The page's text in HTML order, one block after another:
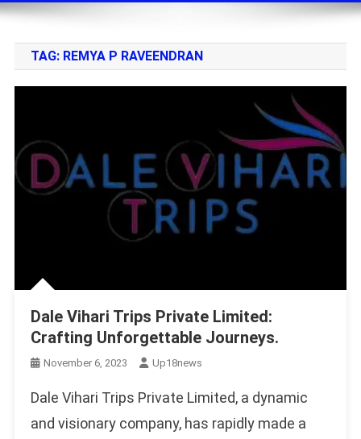
TAG: REMYA P RAVEENDRAN
Dale Vihari Trips Private Limited:
Crafting Unforgettable Journeys.
November 6, 2023 Up18news
Dale Vihari Trips Private Limited, a dynamic
and visionary company, has rapidly made a